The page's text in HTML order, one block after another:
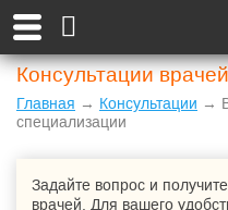
Консультации
Главная → Консультации →
специализации
Задайте вопрос и
врачей. Для вашего